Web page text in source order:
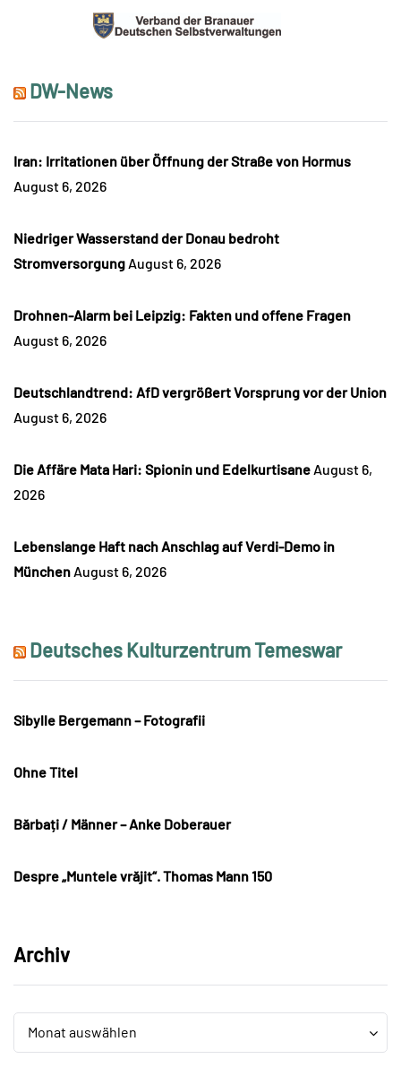
DW-News
Iran: Irritationen über Öffnung der Straße von Hormus
August 6, 2026
Niedriger Wasserstand der Donau bedroht
Stromversorgung August 6, 2026
Drohnen-Alarm bei Leipzig: Fakten und offene Fragen
August 6, 2026
Deutschlandtrend: AfD vergrößert Vorsprung vor der Union
August 6, 2026
Die Affäre Mata Hari: Spionin und Edelkurtisane August 6,
2026
Lebenslange Haft nach Anschlag auf Verdi-Demo in
München August 6, 2026
Deutsches Kulturzentrum Temeswar
Sibylle Bergemann – Fotografii
Ohne Titel
Bărbați / Männer – Anke Doberauer
Despre „Muntele vrăjit“. Thomas Mann 150
Archiv
Archiv
Monat auswählen
Archiv